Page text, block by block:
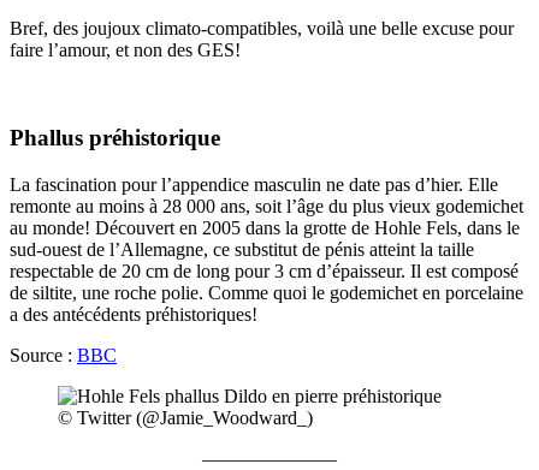
Bref, des joujoux climato-compatibles, voilà une belle excuse pour
faire l’amour, et non des GES!
Phallus préhistorique
La fascination pour l’appendice masculin ne date pas d’hier. Elle
remonte au moins à 28 000 ans, soit l’âge du plus vieux godemichet
au monde! Découvert en 2005 dans la grotte de Hohle Fels, dans le
sud-ouest de l’Allemagne, ce substitut de pénis atteint la taille
respectable de 20 cm de long pour 3 cm d’épaisseur. Il est composé
de siltite, une roche polie. Comme quoi le godemichet en porcelaine
a des antécédents préhistoriques!
Source : BBC
© Twitter (@Jamie_Woodward_)
———————